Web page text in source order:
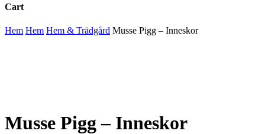
Cart
Close
Hem Hem Hem & Trädgård Musse Pigg – Inneskor
Musse Pigg – Inneskor